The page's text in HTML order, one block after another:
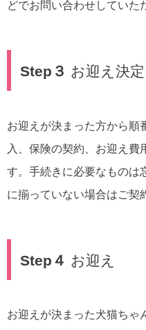
どでお問い合わせしていた
Step３ お迎え決定
お迎えが決まった方から順
入、保険の契約、お迎え費
す。手続きに必要なものは
に揃っていない場合はご契
Step４ お迎え
お迎えが決まった犬猫ちゃ